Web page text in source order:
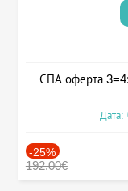
СПА оферта
Дата:
-25%
192.00€